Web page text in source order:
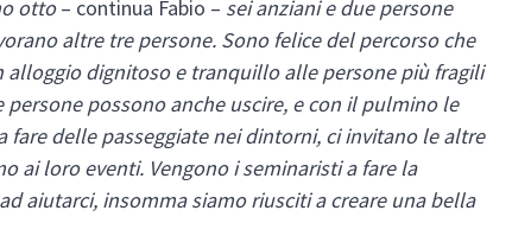
otto– continua Fabio – sei anziani e due persone
altre tre persone. Sono felice del percorso che
alloggio dignitoso e tranquillo alle persone più fragili
persone possono anche uscire, e con il pulmino le
fare delle passeggiate nei dintorni, ci invitano le altre
ai loro eventi. Vengono i seminaristi a fare la
aiutarci, insomma siamo riusciti a creare una bella